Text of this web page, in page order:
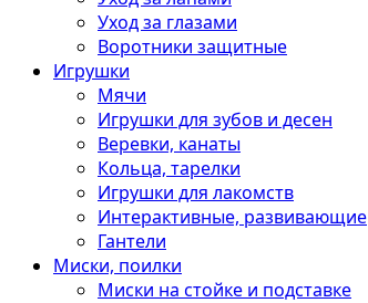
Уход за глазами
Воротники защитные
Игрушки
Мячи
Игрушки для зубов и десен
Веревки, канаты
Кольца, тарелки
Игрушки для лакомств
Интерактивные, развивающие
Гантели
Миски, поилки
Миски на стойке и подставке